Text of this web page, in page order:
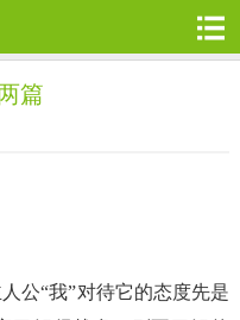
篇
公“我”对待它的态度先是